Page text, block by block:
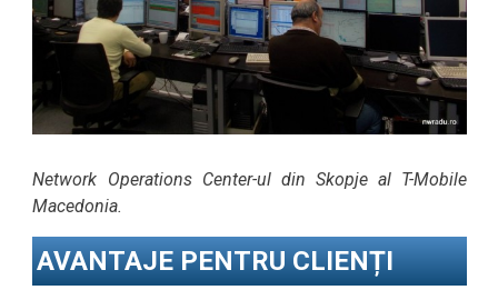
Network Operations Center-ul din Skopje al T-Mobile
Macedonia.
AVANTAJE PENTRU CLIENȚI